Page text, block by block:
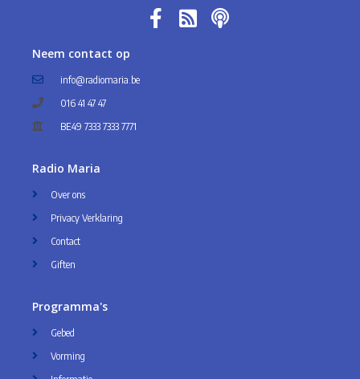
Neem contact op
info@radiomaria.be
016 41 47 47
BE49 7333 7333 7771
Radio Maria
Over ons
Privacy Verklaring
Contact
Giften
Programma's
Gebed
Vorming